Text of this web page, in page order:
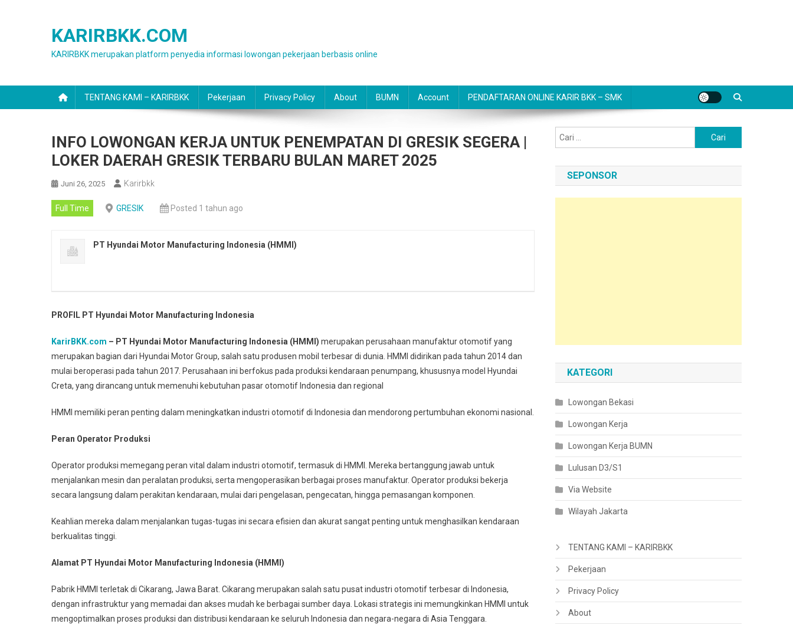
KARIRBKK.COM
KARIRBKK merupakan platform penyedia informasi lowongan pekerjaan berbasis online
TENTANG KAMI – KARIRBKK Pekerjaan Privacy Policy About BUMN Account PENDAFTARAN ONLINE KARIR BKK – SMK
INFO LOWONGAN KERJA UNTUK PENEMPATAN DI GRESIK SEGERA |
LOKER DAERAH GRESIK TERBARU BULAN MARET 2025
Juni 26, 2025 Karirbkk
Full Time GRESIK Posted 1 tahun ago
PT Hyundai Motor Manufacturing Indonesia (HMMI)
PROFIL PT Hyundai Motor Manufacturing Indonesia
KarirBKK.com – PT Hyundai Motor Manufacturing Indonesia (HMMI) merupakan perusahaan manufaktur otomotif yang
merupakan bagian dari Hyundai Motor Group, salah satu produsen mobil terbesar di dunia. HMMI didirikan pada tahun 2014 dan
mulai beroperasi pada tahun 2017. Perusahaan ini berfokus pada produksi kendaraan penumpang, khususnya model Hyundai
Creta, yang dirancang untuk memenuhi kebutuhan pasar otomotif Indonesia dan regional
HMMI memiliki peran penting dalam meningkatkan industri otomotif di Indonesia dan mendorong pertumbuhan ekonomi nasional.
Peran Operator Produksi
Operator produksi memegang peran vital dalam industri otomotif, termasuk di HMMI. Mereka bertanggung jawab untuk
menjalankan mesin dan peralatan produksi, serta mengoperasikan berbagai proses manufaktur. Operator produksi bekerja
secara langsung dalam perakitan kendaraan, mulai dari pengelasan, pengecatan, hingga pemasangan komponen.
Keahlian mereka dalam menjalankan tugas-tugas ini secara efisien dan akurat sangat penting untuk menghasilkan kendaraan
berkualitas tinggi.
Alamat PT Hyundai Motor Manufacturing Indonesia (HMMI)
Pabrik HMMI terletak di Cikarang, Jawa Barat. Cikarang merupakan salah satu pusat industri otomotif terbesar di Indonesia,
dengan infrastruktur yang memadai dan akses mudah ke berbagai sumber daya. Lokasi strategis ini memungkinkan HMMI untuk
mengoptimalkan proses produksi dan distribusi kendaraan ke seluruh Indonesia dan negara-negara di Asia Tenggara.
untuk:
SEPONSOR
KATEGORI
Lowongan Bekasi
Lowongan Kerja
Lowongan Kerja BUMN
Lulusan D3/S1
Via Website
Wilayah Jakarta
TENTANG KAMI – KARIRBKK
Pekerjaan
Privacy Policy
About